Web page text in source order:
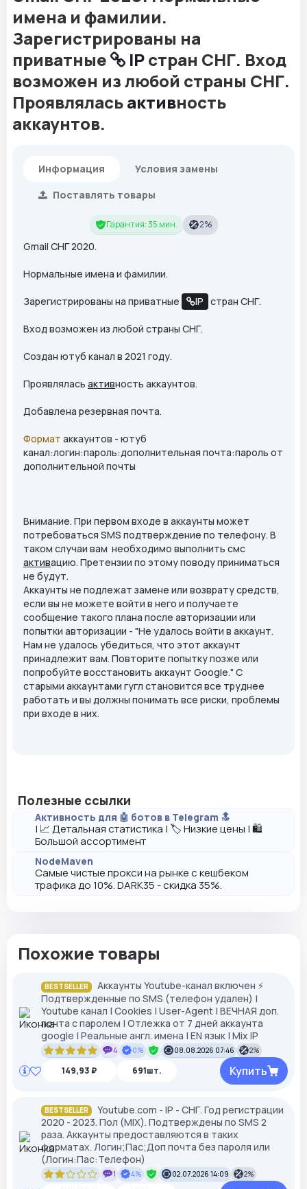
имена и фамилии.
Зарегистрированы на
приватные
IPстран СНГ. Вход
возможен из любой страны СНГ.
Проявляласьактивность
аккаунтов.
Информация
Условия замены
Поставлять товары
Гарантия: 35 мин. 2%
Gmail СНГ 2020.
Нормальные имена и фамилии.
Зарегистрированы на приватные IP стран СНГ.
Вход возможен из любой страны СНГ.
Создан ютуб канал в 2021 году.
Проявлялась активность аккаунтов.
Добавлена резервная почта.
Формат аккаунтов - ютуб
канал:логин:пароль:дополнительная почта:пароль от
дополнительной почты
Внимание. При первом входе в аккаунты может
потребоваться SMS подтверждение по телефону. В
таком случаи вам необходимо выполнить смс
активацию. Претензии по этому поводу приниматься
не будут.
Аккаунты не подлежат замене или возврату средств,
если вы не можете войти в него и получаете
сообщение такого плана после авторизации или
попытки авторизации - "Не удалось войти в аккаунт.
Нам не удалось убедиться, что этот аккаунт
принадлежит вам. Повторите попытку позже или
попробуйте восстановить аккаунт Google." С
старыми аккаунтами гугл становится все труднее
работать и вы должны понимать все риски, проблемы
при входе в них.
Полезные ссылки
Активность для 🤖 ботов в Telegram 🔝
| 📈 Детальная статистика | 🏷️ Низкие цены | 🛍️
Большой ассортимент
NodeMaven
Самые чистые прокси на рынке с кешбеком
трафика до 10%. DARK35 - скидка 35%.
Похожие товары
BESTSELLER
Аккаунты Youtube-канал включен ⚡️
Подтвержденные по SMS (телефон удален) |
Youtube канал | Cookies | User-Agent | ВЕЧНАЯ доп.
почта с паролем | Отлежка от 7 дней аккаунта
google | Реальные англ. имена | EN язык | Mix IP
4 0% 08.08.2026 07:46 2%
149,93 ₽ 691шт. Купить
BESTSELLER
Youtube.com - IP - СНГ. Год регистрации
2020 - 2023. Пол (MIX). Подтверждены по SMS 2
раза. Аккаунты предоставляются в таких
форматах. Логин;Пас;Доп почта без пароля или
(Логин:Пас:Телефон)
1 4% 02.07.2026 14:09 2%